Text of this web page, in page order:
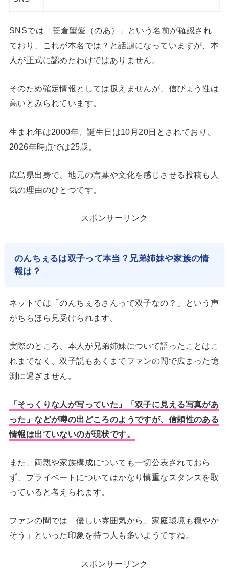
SNSでは「笹倉望愛（のあ）」という名前が確認され
ており、これが本名では？と話題になっていますが、本
人が正式に認めたわけではありません。
そのため確定情報としては扱えませんが、信ぴょう性は
高いとみられています。
生まれ年は2000年、誕生日は10月20日とされており、
2026年時点では25歳。
広島県出身で、地元の言葉や文化を感じさせる投稿も人
気の理由のひとつです。
スポンサーリンク
のんちぇるは双子って本当？兄弟姉妹や家族の情
報は？
ネットでは「のんちぇるさんって双子なの？」という声
がちらほら見受けられます。
実際のところ、本人が兄弟姉妹について語ったことはこ
れまでなく、双子説もあくまでファンの間で広まった憶
測に過ぎません。
「そっくりな人が写っていた」「双子に見える写真があ
った」などが噂の出どころのようですが、信頼性のある
情報は出ていないのが現状です。
また、両親や家族構成についても一切公表されておら
ず、プライベートについてはかなり慎重なスタンスを取
っていると考えられます。
ファンの間では「優しい雰囲気から、家庭環境も穏やか
そう」といった印象を持つ人も多いようですね。
スポンサーリンク